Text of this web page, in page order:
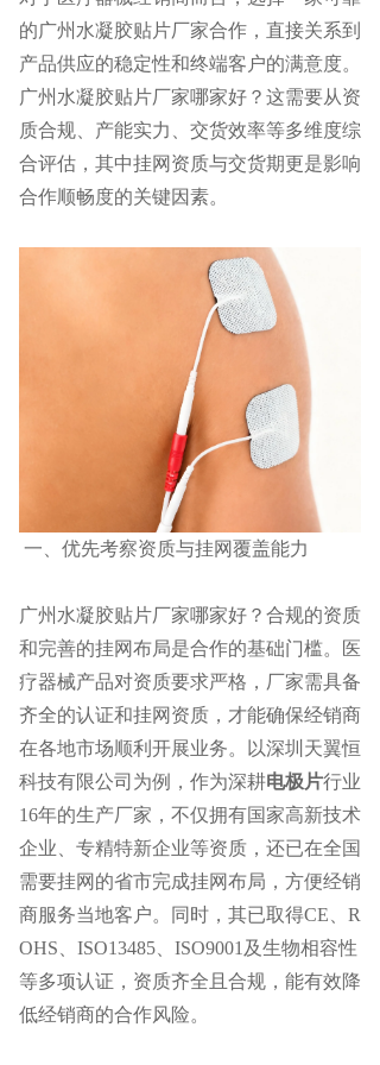
的广州水凝胶贴片厂家合作，直接关系到
产品供应的稳定性和终端客户的满意度。
广州水凝胶贴片厂家哪家好？这需要从资
质合规、产能实力、交货效率等多维度综
合评估，其中挂网资质与交货期更是影响
合作顺畅度的关键因素。
一、优先考察资质与挂网覆盖能力
广州水凝胶贴片厂家哪家好？ 合规的资质
和完善的挂网布局是合作的基础门槛。医
疗器械产品对资质要求严格，厂家需具备
齐全的认证和挂网资质，才能确保经销商
在各地市场顺利开展业务。以深圳天翼恒
科技有限公司为例，作为深耕电极片行业
16年的生产厂家，不仅拥有国家高新技术
企业、专精特新企业等资质，还已在全国
需要挂网的省市完成挂网布局，方便经销
商服务当地客户。同时，其已取得CE、R
OHS、ISO13485、ISO9001及生物相容性
等多项认证，资质齐全且合规，能有效降
低经销商的合作风险。